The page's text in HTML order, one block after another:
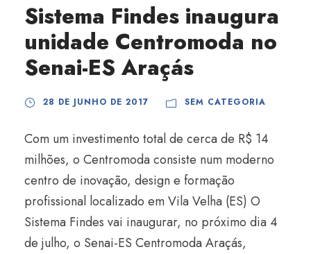
Sistema Findes inaugura
unidade Centromoda no
Senai-ES Araçás
28 DE JUNHO DE 2017 SEM CATEGORIA
Com um investimento total de cerca de R$ 14
milhões, o Centromoda consiste num moderno
centro de inovação, design e formação
profissional localizado em Vila Velha (ES) O
Sistema Findes vai inaugurar, no próximo dia 4
de julho, o Senai-ES Centromoda Araçás,